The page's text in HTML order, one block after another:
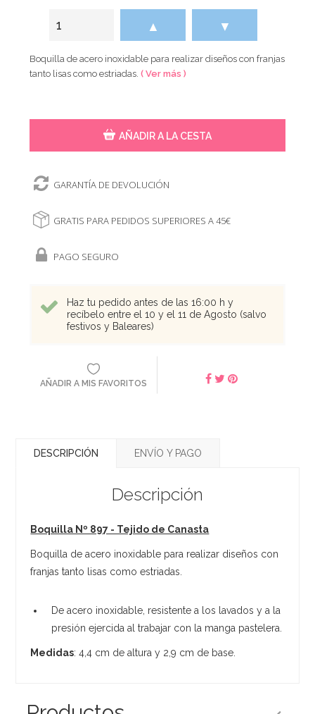
▲ ▼
Boquilla de acero inoxidable para realizar diseños con franjas
tanto lisas como estriadas.( Ver más )
AÑADIR A LA CESTA
GARANTÍA DE DEVOLUCIÓN
GRATIS PARA PEDIDOS SUPERIORES A 45€
PAGO SEGURO
Haz tu pedido antes de las 16:00 h y
recíbelo entre el 10 y el 11 de Agosto (salvo
festivos y Baleares)
AÑADIR A MIS FAVORITOS
DESCRIPCIÓN ENVÍO Y PAGO
Descripción
Boquilla Nº 897 - Tejido de Canasta
Boquilla de acero inoxidable para realizar diseños con
franjas tanto lisas como estriadas.
De acero inoxidable, resistente a los lavados y a la
presión ejercida al trabajar con la manga pastelera.
Medidas: 4,4 cm de altura y 2,9 cm de base.